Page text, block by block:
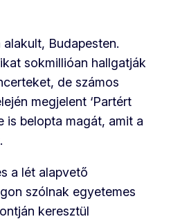
Budapesten.
sokmillióan hallgatják
de számos
megjelent ‘Partért
is belopta magát, amit a
a lét alapvető
szólnak egyetemes
keresztül